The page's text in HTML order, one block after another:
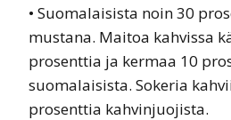
• Suomalaisista noin 30
mustana. Maitoa kahvissa
prosenttia ja kermaa 10
suomalaisista. Sokeria
prosenttia kahvinjuojista.